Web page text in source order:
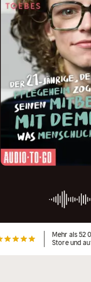
Mehr als 52
Store und